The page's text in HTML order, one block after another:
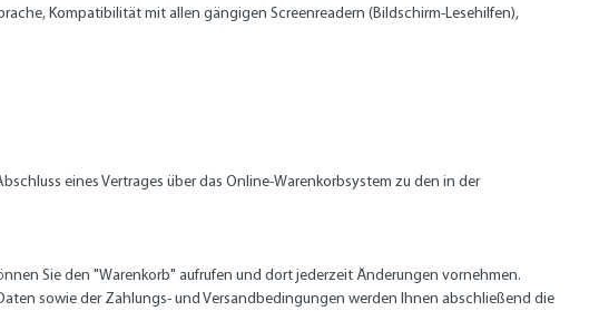
Kompatibilität mit allen gängigen Screenreadern (Bildschirm-Lesehilfen),
eines Vertrages über das Online-Warenkorbsystem zu den in der
Sie den "Warenkorb" aufrufen und dort jederzeit Änderungen vornehmen.
sowie der Zahlungs- und Versandbedingungen werden Ihnen abschließend die